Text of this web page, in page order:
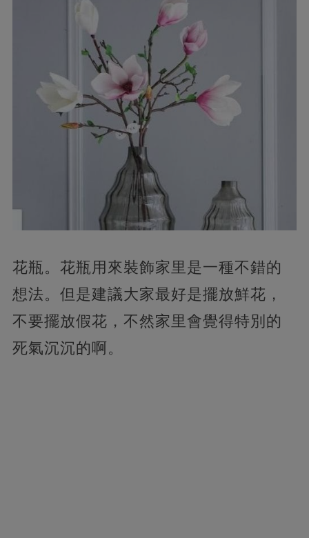
花瓶。花瓶用來裝飾家里是一種不錯的
想法。但是建議大家最好是擺放鮮花，
不要擺放假花，不然家里會覺得特別的
死氣沉沉的啊。